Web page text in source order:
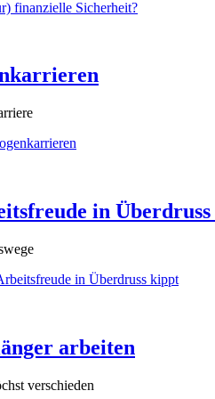
finanzielle Sicherheit?
in
in Überdruss kippt
arbeiten
verschieden